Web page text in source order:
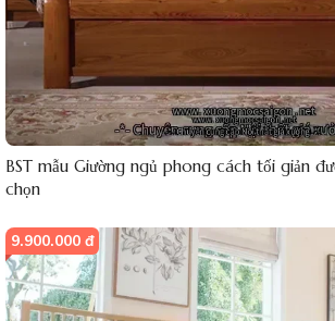
BST mẫu Giường ngủ phong cách tối giản
chọn
9.900.000 đ